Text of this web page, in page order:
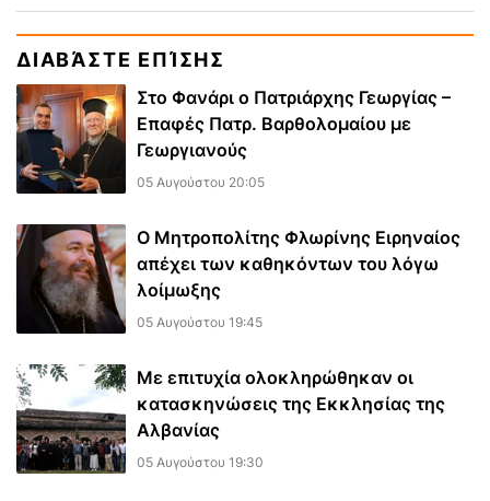
ΔΙΑΒΆΣΤΕ ΕΠΊΣΗΣ
Στο Φανάρι ο Πατριάρχης Γεωργίας –
Επαφές Πατρ. Βαρθολομαίου με
Γεωργιανούς
05 Αυγούστου 20:05
Ο Μητροπολίτης Φλωρίνης Ειρηναίος
απέχει των καθηκόντων του λόγω
λοίμωξης
05 Αυγούστου 19:45
Με επιτυχία ολοκληρώθηκαν οι
κατασκηνώσεις της Εκκλησίας της
Αλβανίας
05 Αυγούστου 19:30